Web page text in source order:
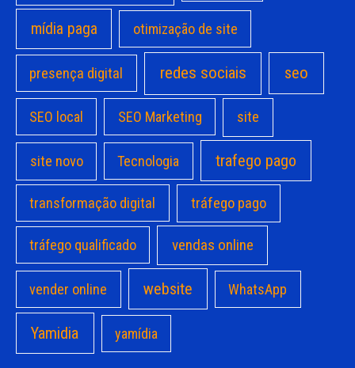
mídia paga otimização de site
presença digital redes sociais seo
SEO local SEO Marketing site
site novo Tecnologia trafego pago
transformação digital tráfego pago
tráfego qualificado vendas online
vender online website WhatsApp
Yamidia yamídia